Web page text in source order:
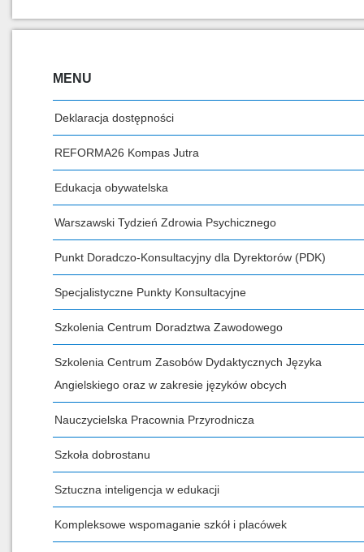
MENU
Deklaracja dostępności
REFORMA26 Kompas Jutra
Edukacja obywatelska
Warszawski Tydzień Zdrowia Psychicznego
Punkt Doradczo-Konsultacyjny dla Dyrektorów (PDK)
Specjalistyczne Punkty Konsultacyjne
Szkolenia Centrum Doradztwa Zawodowego
Szkolenia Centrum Zasobów Dydaktycznych Języka
Angielskiego oraz w zakresie języków obcych
Nauczycielska Pracownia Przyrodnicza
Szkoła dobrostanu
Sztuczna inteligencja w edukacji
Kompleksowe wspomaganie szkół i placówek